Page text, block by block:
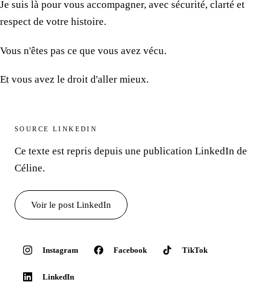
Je suis là pour vous accompagner, avec sécurité, clarté et
respect de votre histoire.
Vous n'êtes pas ce que vous avez vécu.
Et vous avez le droit d'aller mieux.
SOURCE LINKEDIN
Ce texte est repris depuis une publication LinkedIn de
Céline.
Voir le post LinkedIn
Instagram Facebook TikTok
LinkedIn